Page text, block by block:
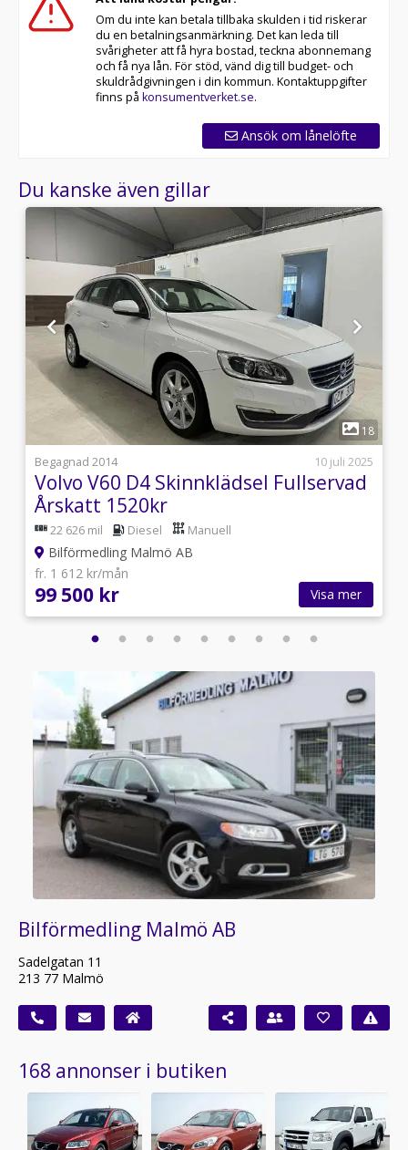
Om du inte kan betala tillbaka skulden i tid riskerar
du en betalningsanmärkning. Det kan leda till
svårigheter att få hyra bostad, teckna abonnemang
och få nya lån. För stöd, vänd dig till budget- och
skuldrådgivningen i din kommun. Kontaktuppgifter
finns på konsumentverket.se.
Ansök om lånelöfte
Du kanske även gillar
1
18
Begagnad 2014
10 juli 2025
Volvo V60 D4 Skinnklädsel Fullservad
Årskatt 1520kr
22 626 mil Diesel Manuell
Bilförmedling Malmö AB
fr. 1 612 kr/mån
99 500 kr Visa mer
Bilförmedling Malmö AB
Sadelgatan 11
213 77 Malmö
168 annonser i butiken